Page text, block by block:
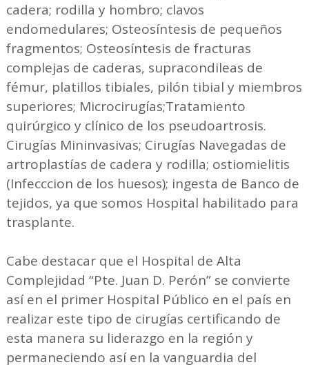
cadera; rodilla y hombro; clavos
endomedulares; Osteosíntesis de pequeños
fragmentos; Osteosíntesis de fracturas
complejas de caderas, supracondileas de
fémur, platillos tibiales, pilón tibial y miembros
superiores; Microcirugías;Tratamiento
quirúrgico y clínico de los pseudoartrosis.
Cirugías Mininvasivas; Cirugías Navegadas de
artroplastías de cadera y rodilla; ostiomielitis
(Infecccion de los huesos); ingesta de Banco de
tejidos, ya que somos Hospital habilitado para
trasplante.
Cabe destacar que el Hospital de Alta
Complejidad “Pte. Juan D. Perón” se convierte
así en el primer Hospital Público en el país en
realizar este tipo de cirugías certificando de
esta manera su liderazgo en la región y
permaneciendo así en la vanguardia del